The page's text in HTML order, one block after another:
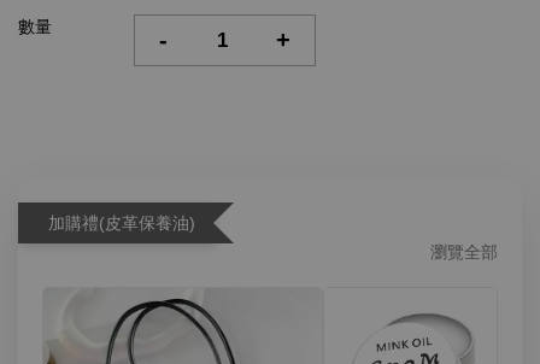
數量 - +
加購禮(皮革保養油)
瀏覽全部